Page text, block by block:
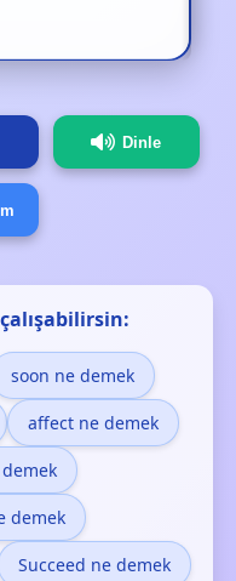
Dinle
soon ne demek
affect ne demek
demek
Succeed ne demek